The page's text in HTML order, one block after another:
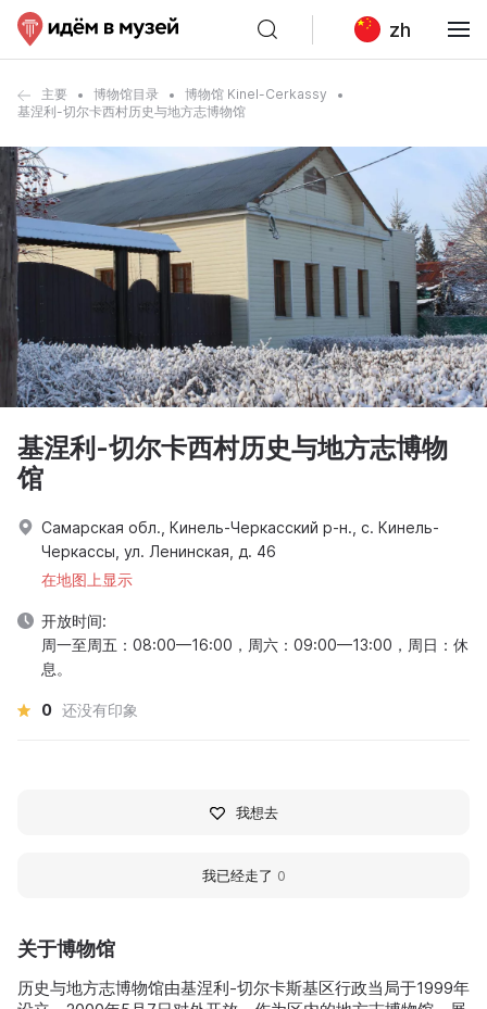
zh
主要 博物馆目录
博物馆 Kinel-Cerkassy
基涅利-切尔卡西村历史与地方志博物馆
关于博物馆
历史与地方志博物馆由基涅利-切尔卡斯基区行政当局于1999年
基涅利-切尔卡西村历史与地方志博物
馆
Самарская обл., Кинель-Черкасский р-н., с. Кинель-
Черкассы, ул. Ленинская, д. 46
在地图上显示
开放时间:
周一至周五：08:00—16:00，周六：09:00—13:00，周日：休
息。
0 还没有印象
我想去
我已经走了 0